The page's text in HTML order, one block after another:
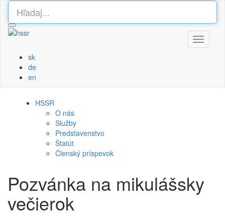
Toggle
sk
de
en
HSSR
O nás
Služby
Predstavenstvo
Štatút
Členský príspevok
Pozvánka na mikulášsky
večierok